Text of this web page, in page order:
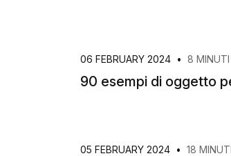
06 FEBRUARY 2024 • 8
90 esempi di oggetto
05 FEBRUARY 2024 • 18